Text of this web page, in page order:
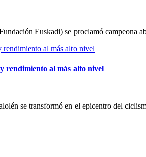
Euskadi) se proclamó campeona
rendimiento al más alto nivel
se transformó en el epicentro del